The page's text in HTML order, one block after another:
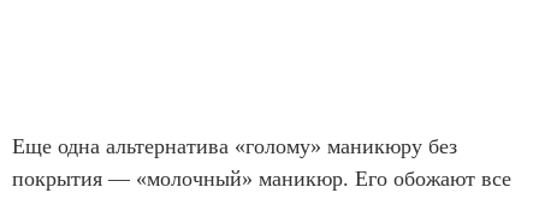
Еще одна альтернатива «голому» маникюру без
покрытия — «молочный» маникюр. Его обожают все